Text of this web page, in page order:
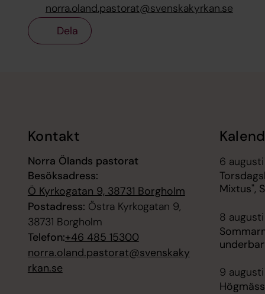
norra.oland.pastorat@svenskakyrkan.se
Dela
Kontakt
Norra Ölands pastorat
Besöksadress:
Ö Kyrkogatan 9, 38731 Borgholm
Postadress: Östra Kyrkogatan 9,
38731 Borgholm
Telefon:+46 485 15300
norra.oland.pastorat@svenskaky
rkan.se
6
Mixtus",
8
9